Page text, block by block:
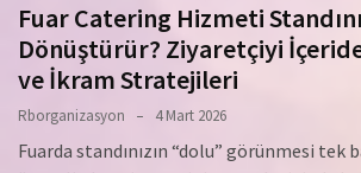
Fuar Catering Hizmeti
Dönüştürür? Ziyaretçiyi
ve İkram Stratejileri
Rborganizasyon 4 Mart 2026
Fuarda standınızın “dolu” görünmesi tek